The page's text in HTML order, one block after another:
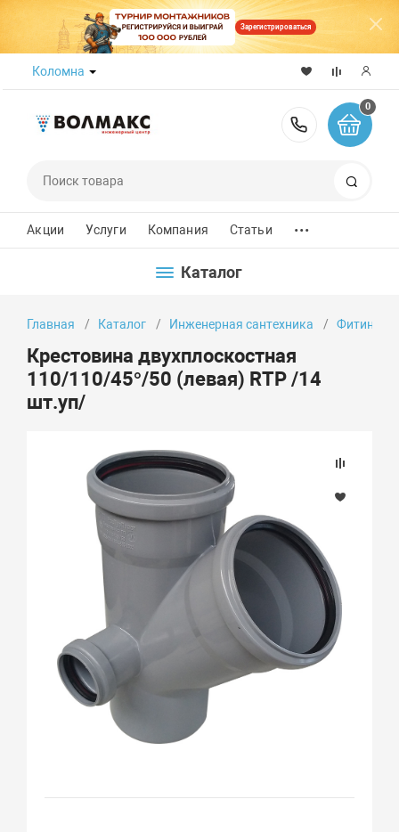
Зарегистрироваться
Коломна
8 (800)
0
Акции Услуги Компания Статьи ...
Каталог
Главная Каталог Инженерная сантехника Фитинги
Крестовина двухплоскостная
110/110/45°/50 (левая) RTP /14
шт.уп/